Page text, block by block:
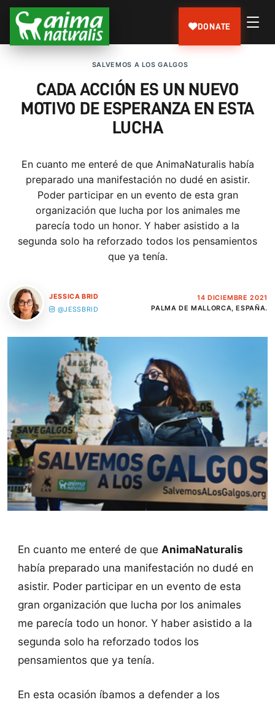
DONATE
SALVEMOS A LOS GALGOS
CADA ACCIÓN ES UN NUEVO
MOTIVO DE ESPERANZA EN ESTA
LUCHA
En cuanto me enteré de que AnimaNaturalis había
preparado una manifestación no dudé en asistir.
Poder participar en un evento de esta gran
organización que lucha por los animales me
parecía todo un honor. Y haber asistido a la
segunda solo ha reforzado todos los pensamientos
que ya tenía.
JESSICA BRID
@JESSBRID
14 DICIEMBRE 2021
PALMA DE MALLORCA, ESPAÑA.
En cuanto me enteré de que AnimaNaturalis
había preparado una manifestación no dudé en
asistir. Poder participar en un evento de esta
gran organización que lucha por los animales
me parecía todo un honor. Y haber asistido a la
segunda solo ha reforzado todos los
pensamientos que ya tenía.
En esta ocasión íbamos a defender a los